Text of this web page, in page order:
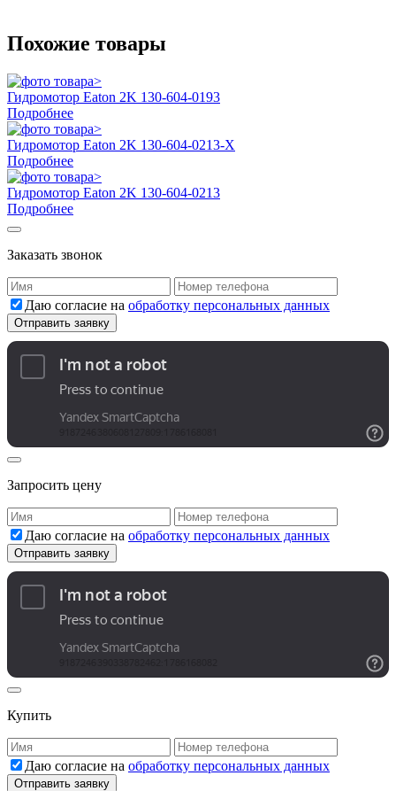
Похожие товары
Гидромотор Eaton 2K 130-604-0193
Подробнее
Гидромотор Eaton 2K 130-604-0213-X
Подробнее
Гидромотор Eaton 2K 130-604-0213
Подробнее
Заказать звонок
Даю согласие на обработку персональных данных
Запросить цену
Даю согласие на обработку персональных данных
Купить
Даю согласие на обработку персональных данных